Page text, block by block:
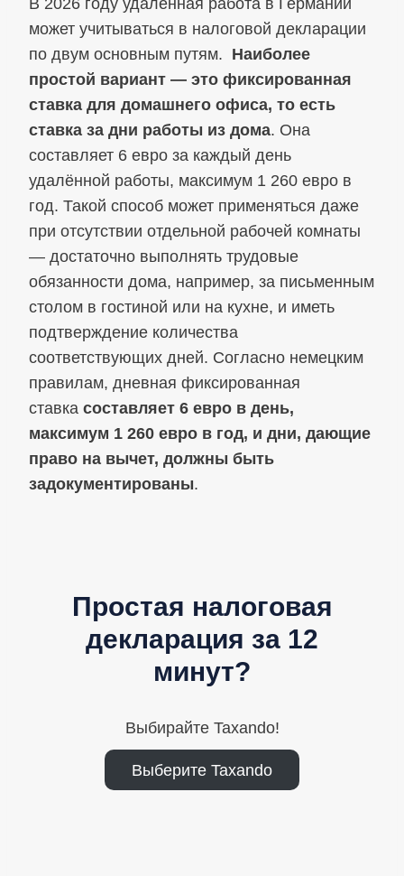
В 2026 году удалённая работа в Германии
может учитываться в налоговой декларации
по двум основным путям. Наиболее
простой вариант — это фиксированная
ставка для домашнего офиса, то есть
ставка за дни работы из дома. Она
составляет 6 евро за каждый день
удалённой работы, максимум 1 260 евро в
год. Такой способ может применяться даже
при отсутствии отдельной рабочей комнаты
— достаточно выполнять трудовые
обязанности дома, например, за письменным
столом в гостиной или на кухне, и иметь
подтверждение количества
соответствующих дней. Согласно немецким
правилам, дневная фиксированная
ставка составляет 6 евро в день,
максимум 1 260 евро в год, и дни, дающие
право на вычет, должны быть
задокументированы.
Простая налоговая
декларация за 12
минут?
Выбирайте Taxando!
Выберите Taxando